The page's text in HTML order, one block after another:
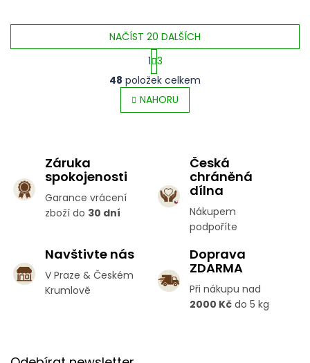
O
v
l
á
r
v
p
NAČÍST 20 DALŠÍCH
S
t
r
á
n
1 3
48 položek celkem
NAHORU
Záruka
spokojenosti
Garance vrácení
zboží do 30 dní
Česká
chráněná
dílna
Nákupem
podpoříte
Navštivte nás
V Praze & Českém
Krumlově
Doprava
ZDARMA
Při nákupu nad
2000 Kč do 5 kg